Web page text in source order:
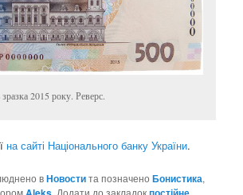
2015 року. Реверс.
на сайті Національного банку України.
вНовостита позначено Бонистика,
. Додати до закладок